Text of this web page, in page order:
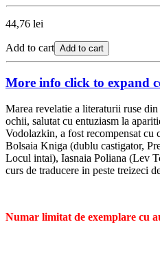
44,76 lei
Add to cart Add to cart
More info click to expand
Marea revelatie a literaturii ruse
ochii, salutat cu entuziasm la
Vodolazkin, a fost recompensat cu
Bolsaia Kniga (dublu castigator,
Locul intai), Iasnaia Poliana (Lev
curs de traducere in peste treizeci
Numar limitat de exemplare cu